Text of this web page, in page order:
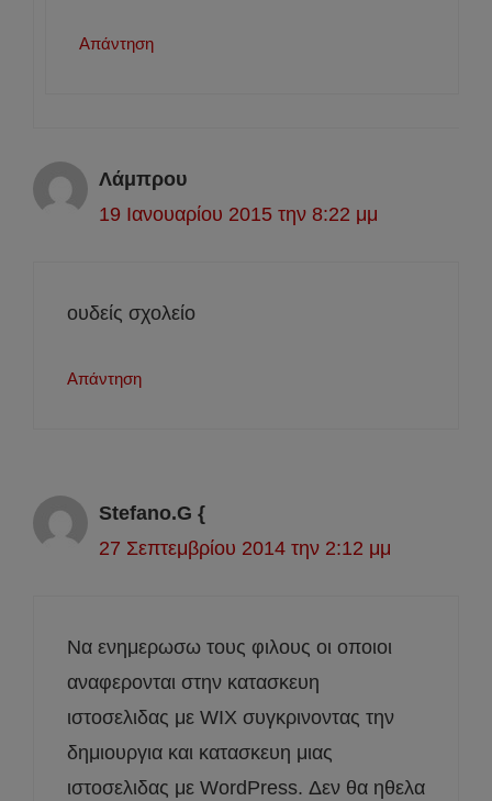
Απάντηση
Λάμπρου
19 Ιανουαρίου 2015 την 8:22 μμ
ουδείς σχολείο
Απάντηση
Stefano.G {
27 Σεπτεμβρίου 2014 την 2:12 μμ
Να ενημερωσω τους φιλους οι οποιοι
αναφερονται στην κατασκευη
ιστοσελιδας με WIX συγκρινοντας την
δημιουργια και κατασκευη μιας
ιστοσελιδας με WordPress. Δεν θα ηθελα